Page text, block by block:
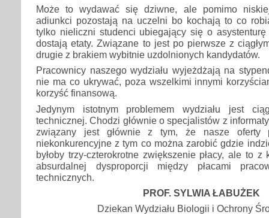
Może to wydawać się dziwne, ale pomimo
adiunkci pozostają na uczelni bo kochają to co
tylko nieliczni studenci ubiegający się o
dostają etaty. Związane to jest po pierwsze z
drugie z brakiem wybitnie uzdolnionych kandydatów.
Pracownicy naszego wydziału wyjeżdżają na
nie ma co ukrywać, poza wszelkimi innymi
korzyść finansową.
Jedynym istotnym problemem wydziału jest
technicznej. Chodzi głównie o specjalistów z
związany jest głównie z tym, że nasze oferty
niekonkurencyjne z tym co można zarobić gdzie
byłoby trzy-czterokrotne zwiększenie płacy, ale to z
absurdalnej dysproporcji między płacami
technicznych.
PROF. SYLWIA ŁABUŻEK
Dziekan Wydziału Biologii i Ochrony